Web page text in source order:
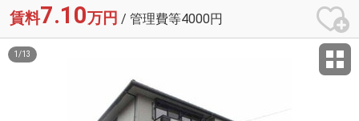
賃料7.10万円 / 管理費等4000円
1 /13